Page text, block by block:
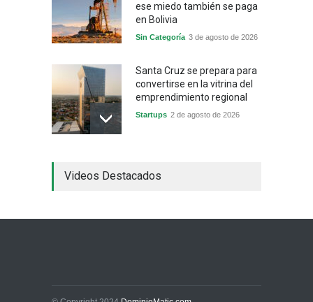
ese miedo también se paga
en Bolivia
Sin Categoría 3 de agosto de 2026
Santa Cruz se prepara para
convertirse en la vitrina del
emprendimiento regional
Startups 2 de agosto de 2026
industrial y el golpe puede
Sin Categoría 1 de agosto de 2026
Videos Destacados